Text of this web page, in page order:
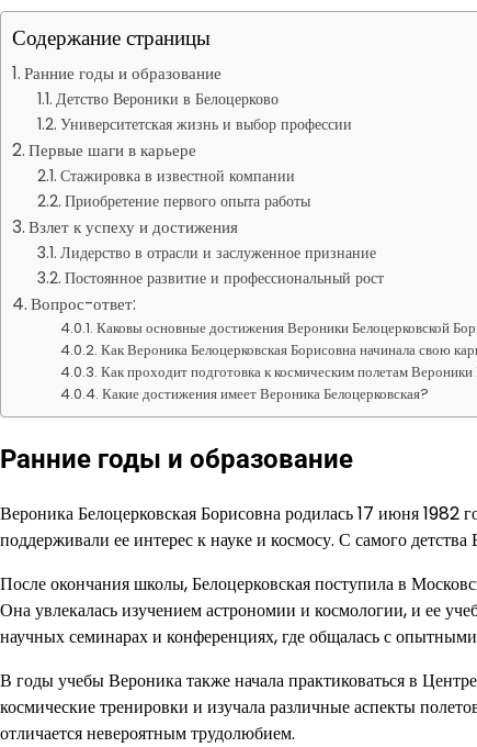
Содержание страницы
Ранние годы и образование
Детство Вероники в Белоцерково
Университетская жизнь и выбор профессии
Первые шаги в карьере
Стажировка в известной компании
Приобретение первого опыта работы
Взлет к успеху и достижения
Лидерство в отрасли и заслуженное признание
Постоянное развитие и профессиональный рост
Вопрос-ответ:
Каковы основные достижения Вероники Белоцерковской
Как Вероника Белоцерковская Борисовна начинала свою
Как проходит подготовка к космическим полетам
Какие достижения имеет Вероника Белоцерковская?
Ранние годы и образование
Вероника Белоцерковская Борисовна родилась 17 июня 1982
поддерживали ее интерес к науке и космосу. С самого
После окончания школы, Белоцерковская поступила в
Она увлекалась изучением астрономии и космологии, и ее
научных семинарах и конференциях, где общалась с
В годы учебы Вероника также начала практиковаться в
космические тренировки и изучала различные аспекты
отличается невероятным трудолюбием.